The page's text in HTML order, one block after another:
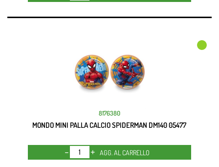
8176380
MONDO MINI PALLA CALCIO SPIDERMAN DM140 05477
Quantità
AGG. AL CARRELLO